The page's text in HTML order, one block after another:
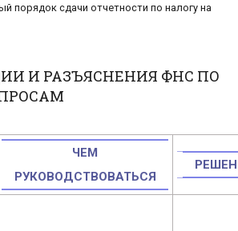
порядок сдачи отчетности по налогу на
И РАЗЪЯСНЕНИЯ ФНС ПО
ЧЕМ
РУКОВОДСТВОВАТЬСЯ